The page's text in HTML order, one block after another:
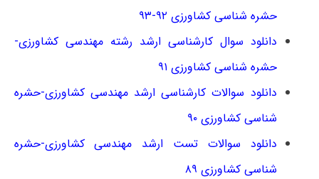
حشره شناسی کشاورزی ۹۲-۹۳
دانلود سوال کارشناسی ارشد رشته مهندسی کشاورزی-
حشره شناسی کشاورزی ۹۱
دانلود سوالات کارشناسی ارشد مهندسی کشاورزی-حشره
شناسی کشاورزی ۹۰
دانلود سوالات تست ارشد مهندسی کشاورزی-حشره
شناسی کشاورزی ۸۹